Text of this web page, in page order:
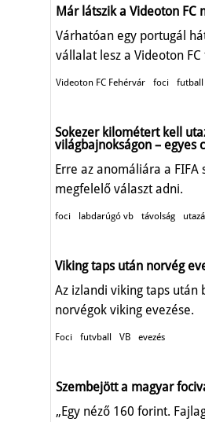
Már látszik a Videoton FC
Várhatóan egy portugál
vállalat lesz a Videoton
Videoton FC Fehérvár foci futball
Sokezer kilométert kell
világbajnokságon – egyes
Erre az anomáliára a FIFA
megfelelő választ adni.
foci labdarúgó vb távolság
Viking taps után norvég
Az izlandi viking taps után
norvégok viking evezése.
Foci futvball VB evezés
Szembejött a magyar
„Egy néző 160 forint.